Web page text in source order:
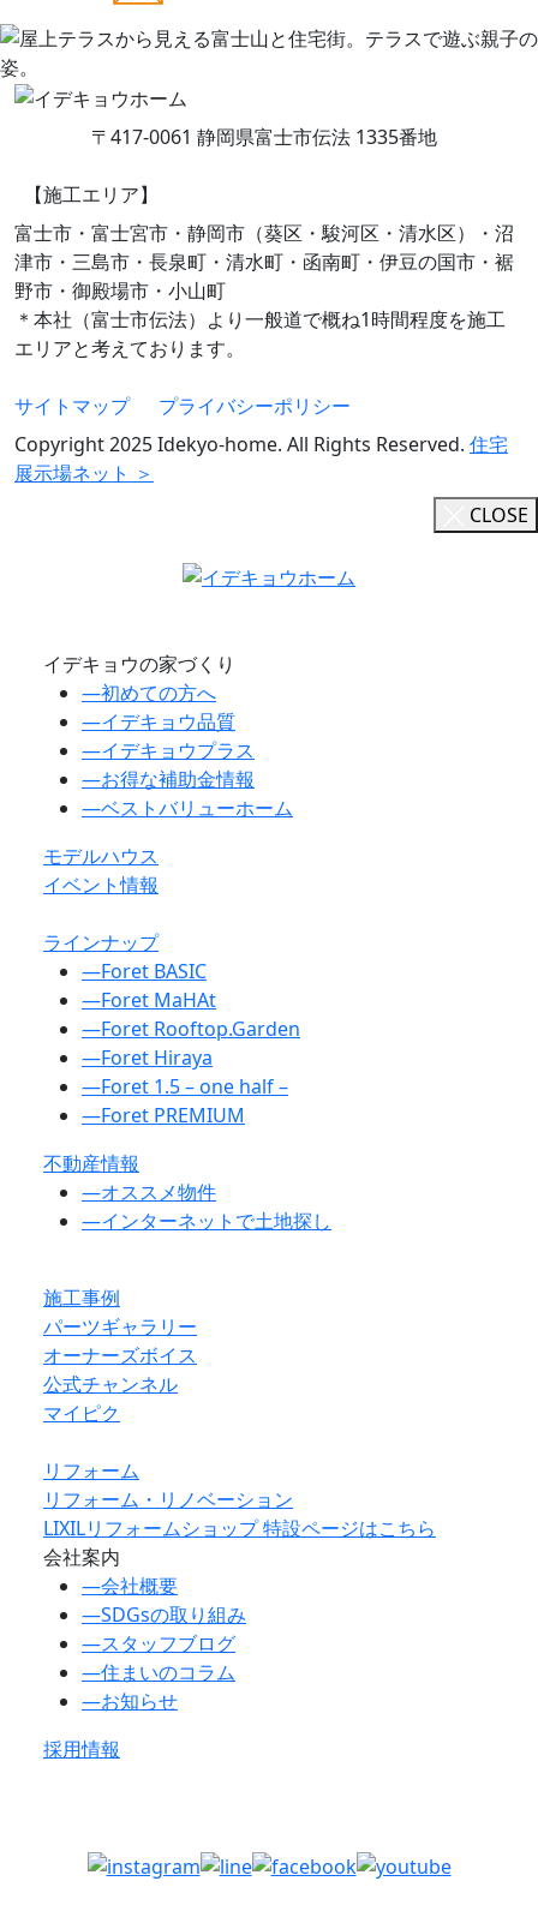
〒417-0061 静岡県富士市伝法 1335番地
【施工エリア】
富士市・富士宮市・静岡市（葵区・駿河区・清水区）・沼
津市・三島市・長泉町・清水町・函南町・伊豆の国市・裾
野市・御殿場市・小山町
＊本社（富士市伝法）より一般道で概ね1時間程度を施工
エリアと考えております。
サイトマップ
プライバシーポリシー
Copyright 2025 Idekyo-home. All Rights Reserved. 住宅
展示場ネット ＞
CLOSE
イデキョウの家づくり
―初めての方へ
―イデキョウ品質
―イデキョウプラス
―お得な補助金情報
―ベストバリューホーム
モデルハウス
イベント情報
ラインナップ
―Foret BASIC
―Foret MaHAt
―Foret Rooftop.Garden
―Foret Hiraya
―Foret 1.5 – one half –
―Foret PREMIUM
不動産情報
―オススメ物件
―インターネットで土地探し
施工事例
パーツギャラリー
オーナーズボイス
公式チャンネル
マイピク
リフォーム
リフォーム・リノベーション
LIXILリフォームショップ 特設ページはこちら
会社案内
―会社概要
―SDGsの取り組み
―スタッフブログ
―住まいのコラム
―お知らせ
採用情報